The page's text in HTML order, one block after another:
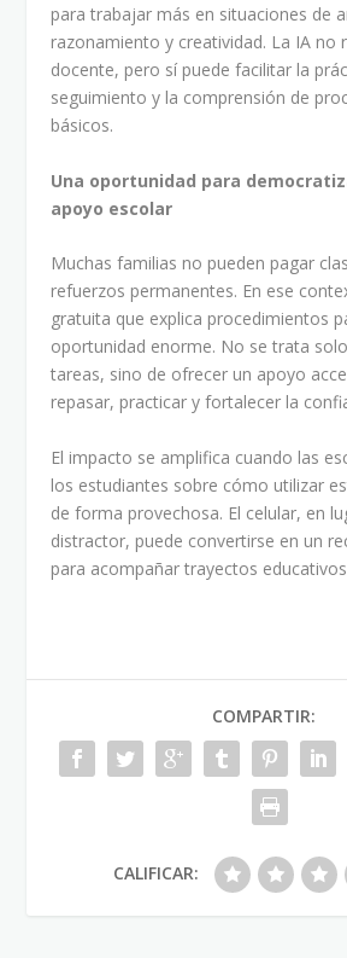
para trabajar más en situaciones de
razonamiento y creatividad. La IA no
docente, pero sí puede facilitar la
seguimiento y la comprensión de
básicos.
Una oportunidad para
apoyo escolar
Muchas familias no pueden pagar
refuerzos permanentes. En ese
gratuita que explica procedimientos
oportunidad enorme. No se trata
tareas, sino de ofrecer un apoyo
repasar, practicar y fortalecer la
El impacto se amplifica cuando las
los estudiantes sobre cómo utilizar
de forma provechosa. El celular, en
distractor, puede convertirse en un
para acompañar trayectos
COMPARTIR:
CALIFICAR: